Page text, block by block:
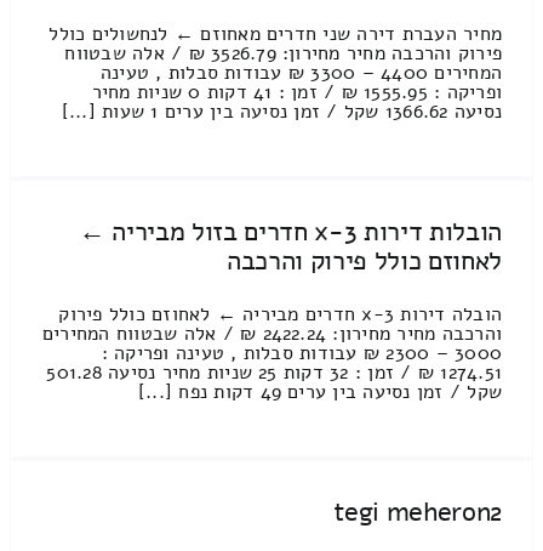
מחיר העברת דירה שני חדרים מאחוזם ← לנחשולים כולל
פירוק והרכבה מחיר מחירון: 3526.79 ₪ / אלה שבטווח
המחירים 4400 – 3300 ₪ עבודות סבלות , טעינה
ופריקה : 1555.95 ₪ / זמן : 41 דקות 0 שניות מחיר
נסיעה 1366.62 שקל / זמן נסיעה בין ערים 1 שעות [...]
הובלות דירות 3-x חדרים בזול מביריה ←
לאחוזם כולל פירוק והרכבה
הובלה דירות 3-x חדרים מביריה ← לאחוזם כולל פירוק
והרכבה מחיר מחירון: 2422.24 ₪ / אלה שבטווח המחירים
3000 – 2300 ₪ עבודות סבלות , טעינה ופריקה :
1274.51 ₪ / זמן : 32 דקות 25 שניות מחיר נסיעה 501.28
שקל / זמן נסיעה בין ערים 49 דקות נפח [...]
tegi meheron2